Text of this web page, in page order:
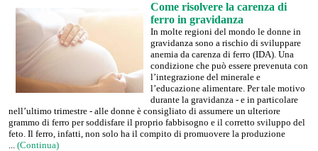
Come risolvere la carenza di
ferro in gravidanza
In molte regioni del mondo le donne in
gravidanza sono a rischio di sviluppare
anemia da carenza di ferro (IDA). Una
condizione che può essere prevenuta con
l’integrazione del minerale e
l’educazione alimentare. Per tale motivo
durante la gravidanza - e in particolare
nell’ultimo trimestre - alle donne è consigliato di assumere un ulteriore
grammo di ferro per soddisfare il proprio fabbisogno e il corretto sviluppo del
feto. Il ferro, infatti, non solo ha il compito di promuovere la produzione
... (Continua)